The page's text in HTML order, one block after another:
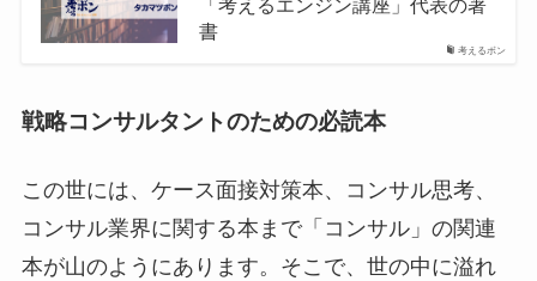
考えるボン
「考えるエンジン講座」代表の著
書
戦略コンサルタントのための必読本
この世には、ケース面接対策本、コンサル思考、
コンサル業界に関する本まで「コンサル」の関連
本が山のようにあります。そこで、世の中に溢れ